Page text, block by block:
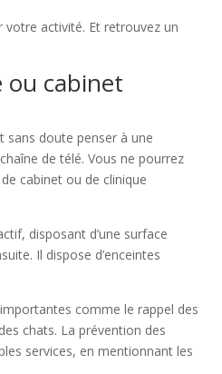
votre activité. Et retrouvez un
ou cabinet
sans doute penser à une
de télé. Vous ne pourrez
cabinet ou de clinique
disposant d’une surface
Il dispose d’enceintes
comme le rappel des
chats. La prévention des
services, en mentionnant les